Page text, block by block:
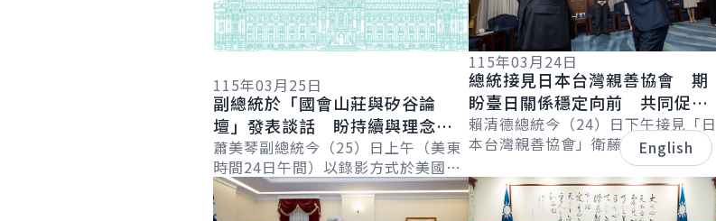
115年03月25日
副總統於「國會山莊與矽谷論
壇」發表談話 盼持續與理念相
近夥伴攜手合作 確保世界繁榮
與自由
蕭美琴副總統今（25）日上午（美東
時間24日午間）以錄影方式於美國
「國會山莊與矽谷論壇」（Hill &
Valley Forum）年度研討會...
115年03月24日
總統接見日本台灣親善協會 期
盼臺日關係穩定向前 共同促進
區域經濟繁榮發展
賴清德總統今（24）日下午接見「日
本台灣親善協會」衛藤征士郎會長乙
行，感謝協會長期支持臺灣，促進臺
日在各領域的交流合作。並表示，臺
日除在半導...
詳細內容 詳細內容
English